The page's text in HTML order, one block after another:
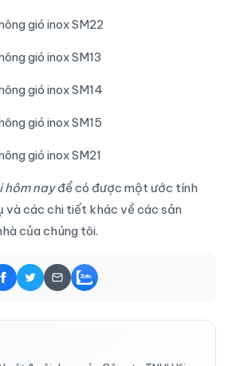
gió inox SM22
gió inox SM13
gió inox SM14
gió inox SM15
gió inox SM21
hôm nayđể có được một ước tính
và các chi tiết khác về các sản
của chúng tôi.